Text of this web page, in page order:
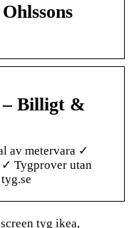
Billigt &
av metervara ✓
Tygprover utan
tyg ikea,